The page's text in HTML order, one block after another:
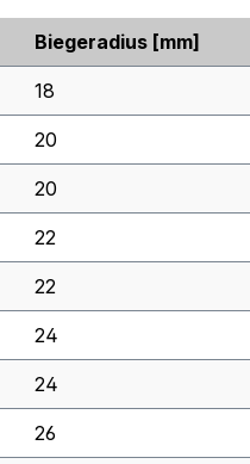
Biegeradius [mm]
18
20
20
22
22
24
24
26